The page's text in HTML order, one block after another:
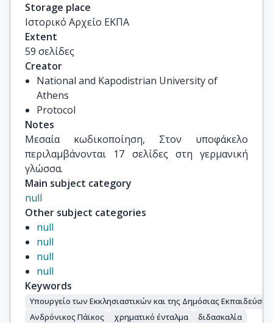
Storage place
Ιστορικό Αρχείο ΕΚΠΑ
Extent
59 σελίδες
Creator
National and Kapodistrian University of
Athens
Protocol
Notes
Μεσαία κωδικοποίηση, Στον υποφάκελο
περιλαμβάνονται 17 σελίδες στη γερμανική
γλώσσα.
Main subject category
null
Other subject categories
null
null
null
null
Keywords
Υπουργείο των Εκκλησιαστικών και της Δημόσιας
Ανδρόνικος Πάϊκος
χρηματικό ένταλμα
διδασκαλία